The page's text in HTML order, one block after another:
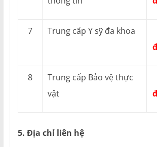
7 Trung cấp Y sỹ đa khoa
8
Trung cấp Bảo vệ thực
vật
5. Địa chỉ liên hệ